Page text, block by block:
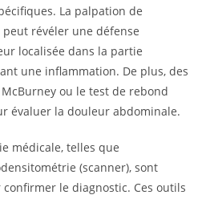
La palpation de
peut révéler une défense
localisée dans la partie
une inflammation. De plus, des
ou le test de rebond
évaluer la douleur abdominale.
médicale, telles que
(scanner), sont
le diagnostic. Ces outils